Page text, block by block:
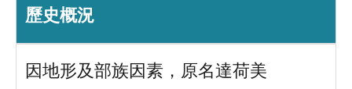
歷史概況
因地形及部族因素，原名達荷美